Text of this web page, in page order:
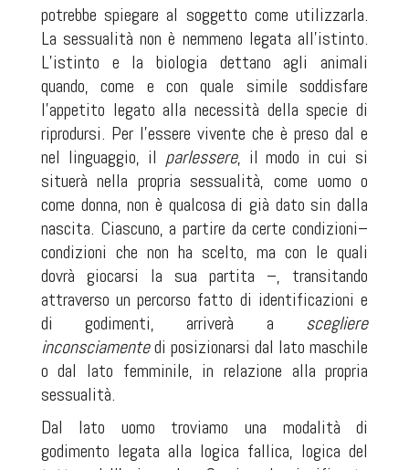
potrebbe spiegare al soggetto come utilizzarla.
La sessualità non è nemmeno legata all’istinto.
L’istinto e la biologia dettano agli animali
quando, come e con quale simile soddisfare
l’appetito legato alla necessità della specie di
riprodursi. Per l’essere vivente che è preso dal e
nel linguaggio, il parlessere, il modo in cui si
situerà nella propria sessualità, come uomo o
come donna, non è qualcosa di già dato sin dalla
nascita. Ciascuno, a partire da certe condizioni–
condizioni che non ha scelto, ma con le quali
dovrà giocarsi la sua partita –, transitando
attraverso un percorso fatto di identificazioni e
di godimenti, arriverà a scegliere
inconsciamentedi posizionarsi dal lato maschile
o dal lato femminile, in relazione alla propria
sessualità.
Dal lato uomo troviamo una modalità di
godimento legata alla logica fallica, logica del